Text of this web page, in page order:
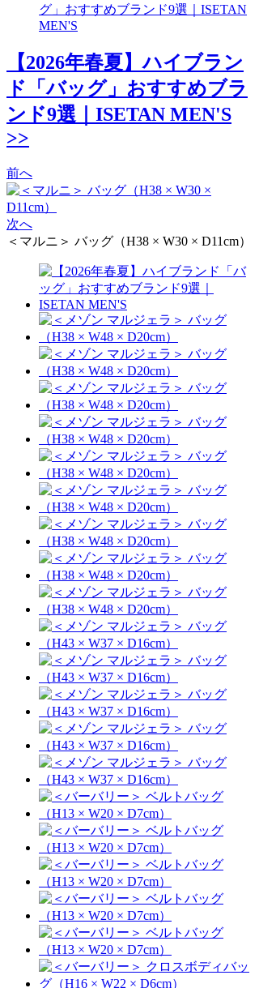
グ」おすすめブランド9選｜ISETAN
MEN'S
【2026年春夏】ハイブラン
ド「バッグ」おすすめブラ
ンド9選｜ISETAN MEN'S
>>
前へ
次へ
＜マルニ＞ バッグ（H38 × W30 × D11cm）